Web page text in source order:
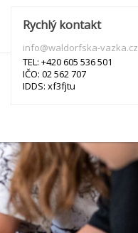
Rychlý kontakt
info@waldorfska-vazka.cz
TEL: +420 605 536 501
IČO: 02 562 707
IDDS: xf3fjtu